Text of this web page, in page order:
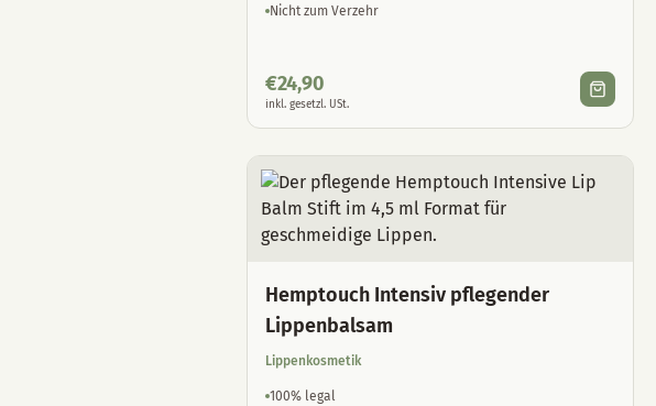
Nicht zum Verzehr
€24,90
inkl. gesetzl. USt.
Hemptouch Intensiv pflegender
Lippenbalsam
Lippenkosmetik
100% legal